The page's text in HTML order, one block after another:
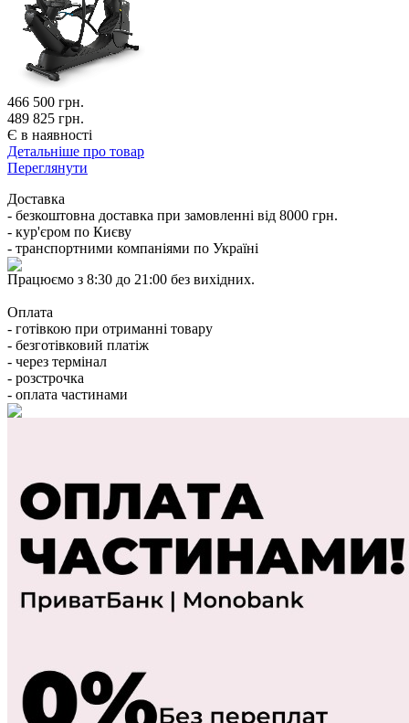
466 500 грн.
489 825 грн.
Є в наявності
Детальніше про товар
Переглянути
Доставка
- безкоштовна доставка при замовленні від 8000 грн.
- кур'єром по Києву
- транспортними компаніями по Україні
Працюємо з 8:30 до 21:00 без вихідних.
Оплата
- готівкою при отриманні товару
- безготівковий платіж
- через термінал
- розстрочка
- оплата частинами